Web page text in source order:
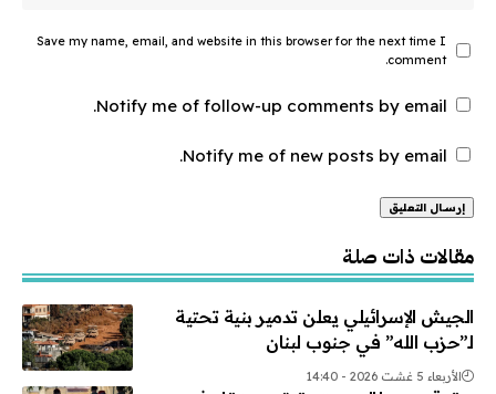
Save my name, email, and website in this browser for the next time I
comment.
Notify me of follow-up comments by email.
Notify me of new posts by email.
مقالات ذات صلة
الجيش الإسرائيلي يعلن تدمير بنية تحتية
لـ”حزب الله” في جنوب لبنان
الأربعاء 5 غشت 2026 - 14:40